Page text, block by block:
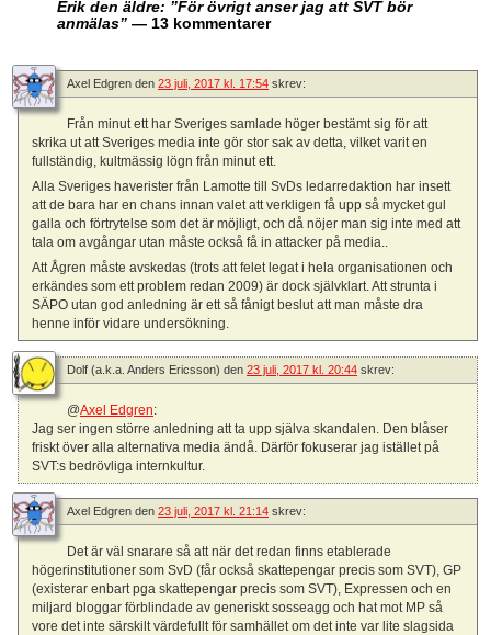
Erik den äldre: ”För övrigt anser jag att SVT bör
anmälas” — 13 kommentarer
Axel Edgren den 23 juli, 2017 kl. 17:54 skrev:
Från minut ett har Sveriges samlade höger bestämt sig för att
skrika ut att Sveriges media inte gör stor sak av detta, vilket varit en
fullständig, kultmässig lögn från minut ett.
Alla Sveriges haverister från Lamotte till SvDs ledarredaktion har insett
att de bara har en chans innan valet att verkligen få upp så mycket gul
galla och förtrytelse som det är möjligt, och då nöjer man sig inte med att
tala om avgångar utan måste också få in attacker på media..
Att Ågren måste avskedas (trots att felet legat i hela organisationen och
erkändes som ett problem redan 2009) är dock självklart. Att strunta i
SÄPO utan god anledning är ett så fånigt beslut att man måste dra
henne inför vidare undersökning.
Dolf (a.k.a. Anders Ericsson) den 23 juli, 2017 kl. 20:44 skrev:
@Axel Edgren:
Jag ser ingen större anledning att ta upp själva skandalen. Den blåser
friskt över alla alternativa media ändå. Därför fokuserar jag istället på
SVT:s bedrövliga internkultur.
Axel Edgren den 23 juli, 2017 kl. 21:14 skrev:
Det är väl snarare så att när det redan finns etablerade
högerinstitutioner som SvD (får också skattepengar precis som SVT), GP
(existerar enbart pga skattepengar precis som SVT), Expressen och en
miljard bloggar förblindade av generiskt sosseagg och hat mot MP så
vore det inte särskilt värdefullt för samhället om det inte var lite slagsida